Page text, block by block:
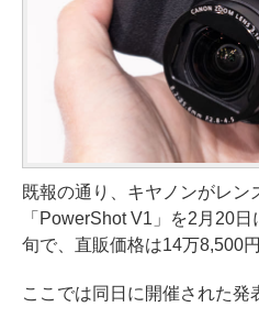
既報の通り、キヤノンがレン
「PowerShot V1」を2月20
旬で、直販価格は14万8,500
ここでは同日に開催された発